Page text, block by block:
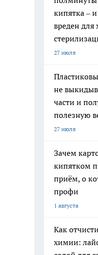
кипятка –
вреден для
27 июля
не
части и
полезную
27 июля
Зачем
кипятком
приём, о
профи
1 августа
Как
химии: